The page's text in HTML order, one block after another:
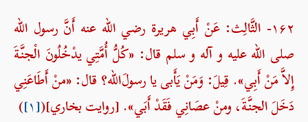
۱۶۲- الثَّالِث: عَنْ أَبِي هريرة رضي الله عنه أَنَّ رسول الله
صلی الله علیه و آله و سلم قال: «كُلُّ أُمَّتِي يدْخُلُونَ الْجنَّةَ
إِلاَّ مَنْ أَبِي». قِيلَ: وَمَنْ يَأَبى يا رسولَ‌الله؟ قال: «منْ أَطَاعَنِي
دَخَلَ الجنَّةَ، ومنْ عصَانِي فَقَدْ أَبَي». [روایت بخاري]([۱] )